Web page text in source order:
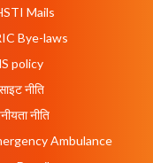
Mails
Bye-laws
policy
नीति
नीति
Ambulance